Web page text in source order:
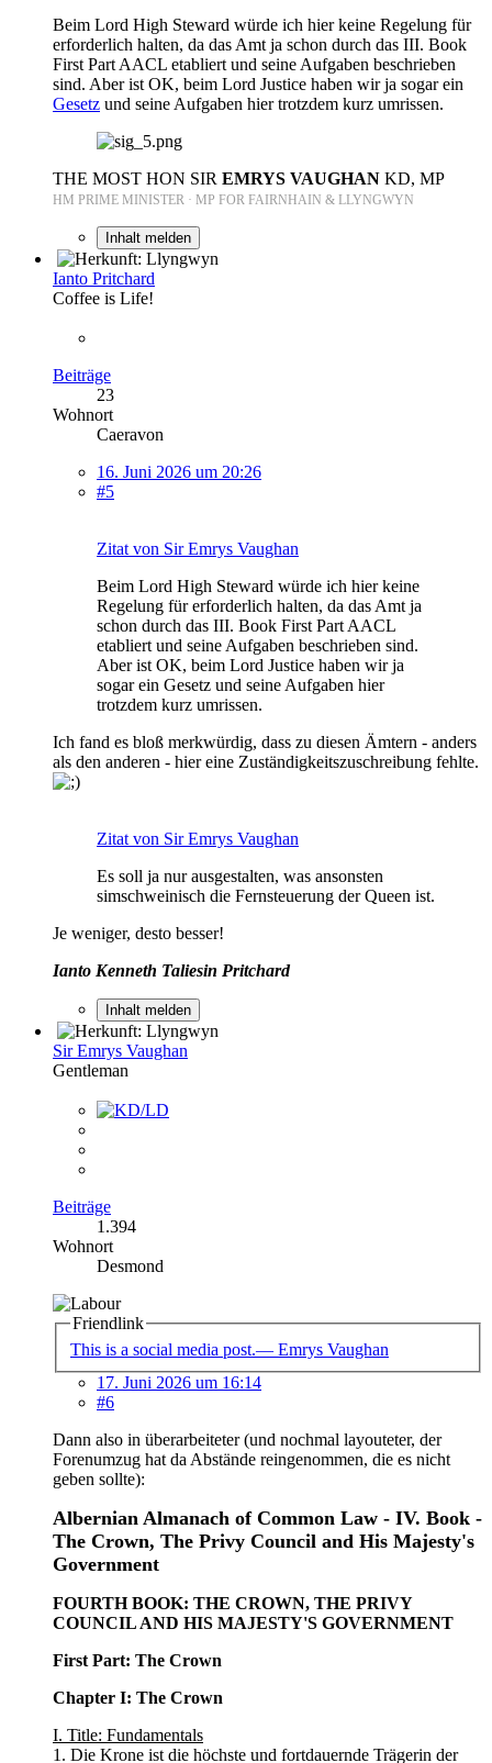
Beim Lord High Steward würde ich hier keine Regelung für
erforderlich halten, da das Amt ja schon durch das III. Book
First Part AACL etabliert und seine Aufgaben beschrieben
sind. Aber ist OK, beim Lord Justice haben wir ja sogar ein
Gesetz und seine Aufgaben hier trotzdem kurz umrissen.
THE MOST HON SIR EMRYS VAUGHAN KD, MP
HM PRIME MINISTER · MP FOR FAIRNHAIN & LLYNGWYN
Inhalt melden
Ianto Pritchard
Coffee is Life!
Beiträge
23
Wohnort
Caeravon
16. Juni 2026 um 20:26
#5
Zitat von Sir Emrys Vaughan
Beim Lord High Steward würde ich hier keine
Regelung für erforderlich halten, da das Amt ja
schon durch das III. Book First Part AACL
etabliert und seine Aufgaben beschrieben sind.
Aber ist OK, beim Lord Justice haben wir ja
sogar ein Gesetz und seine Aufgaben hier
trotzdem kurz umrissen.
Ich fand es bloß merkwürdig, dass zu diesen Ämtern - anders
als den anderen - hier eine Zuständigkeitszuschreibung fehlte.
Zitat von Sir Emrys Vaughan
Es soll ja nur ausgestalten, was ansonsten
simschweinisch die Fernsteuerung der Queen ist.
Je weniger, desto besser!
Ianto Kenneth Taliesin Pritchard
Inhalt melden
Sir Emrys Vaughan
Gentleman
Beiträge
1.394
Wohnort
Desmond
Friendlink
This is a social media post.— Emrys Vaughan
17. Juni 2026 um 16:14
#6
Dann also in überarbeiteter (und nochmal layouteter, der
Forenumzug hat da Abstände reingenommen, die es nicht
geben sollte):
Albernian Almanach of Common Law - IV. Book -
The Crown, The Privy Council and His Majesty's
Government
FOURTH BOOK: THE CROWN, THE PRIVY
COUNCIL AND HIS MAJESTY'S GOVERNMENT
First Part: The Crown
Chapter I: The Crown
I. Title: Fundamentals
1. Die Krone ist die höchste und fortdauernde Trägerin der